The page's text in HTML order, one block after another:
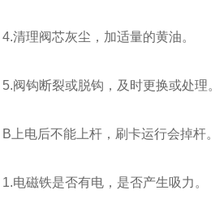
4.清理阀芯灰尘，加适量的黄油。
5.阀钩断裂或脱钩，及时更换或处理。
B上电后不能上杆，刷卡运行会掉杆。
1.电磁铁是否有电，是否产生吸力。